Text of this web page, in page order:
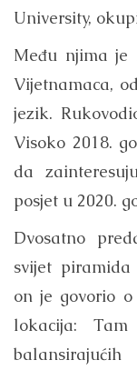
University,
Među njima je
Vijetnamaca,
jezik.
Visoko 2018.
da
posjet u 2020.
Dvosatno
svijet piramida
on je govorio
lokacija: